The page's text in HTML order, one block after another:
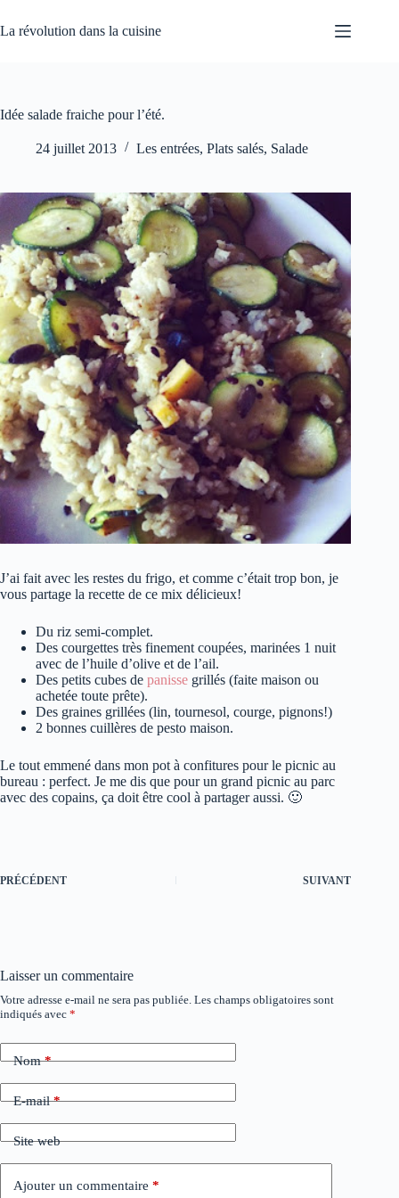
au
contenu
La révolution dans la cuisine
Idée salade fraiche pour l’été.
24 juillet 2013 Les entrées, Plats salés, Salade
J’ai fait avec les restes du frigo, et comme c’était trop bon, je
vous partage la recette de ce mix délicieux!
Du riz semi-complet.
Des courgettes très finement coupées, marinées 1 nuit
avec de l’huile d’olive et de l’ail.
Des petits cubes de panisse grillés (faite maison ou
achetée toute prête).
Des graines grillées (lin, tournesol, courge, pignons!)
2 bonnes cuillères de pesto maison.
Le tout emmené dans mon pot à confitures pour le picnic au
bureau : perfect. Je me dis que pour un grand picnic au parc
avec des copains, ça doit être cool à partager aussi. 🙂
PRÉCÉDENT SUIVANT
Laisser un commentaire
Votre adresse e-mail ne sera pas publiée. Les champs obligatoires sont
indiqués avec *
Nom*
E-mail*
Site web
Ajouter un commentaire *
A
l
r
n
a
v
e